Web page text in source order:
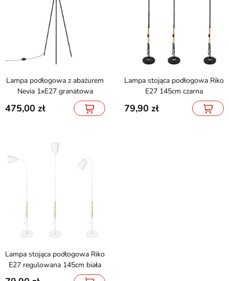
Lampa podłogowa z abażurem
Nevia 1xE27 granatowa
475,00
Lampa stojąca podłogowa Riko
E27 145cm czarna
79,90
Lampa stojąca podłogowa Riko
E27 regulowana 145cm biała